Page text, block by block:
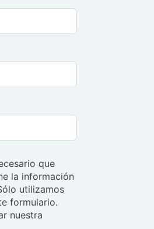
que
la información
utilizamos
formulario.
nuestra